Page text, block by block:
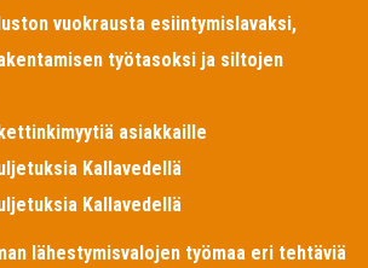
vuokrausta esiintymislavaksi,
työtasoksi ja siltojen
asiakkaille
Kallavedellä
Kallavedellä
lähestymisvalojen työmaa eri tehtäviä